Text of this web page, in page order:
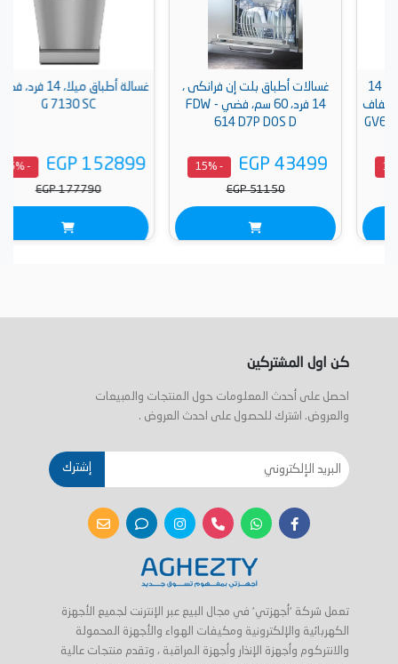
غسالات أطباق بلت إن فرانكى ،
14 فرد، 60 سم، فضي - FDW
614 D7P DOS D
EGP 43499
- 15%
EGP 51150
غسالة أطباق ميلا، 14 فرد، فضي -
G 7130 SC
EGP 152899
- 15%
EGP 177790
كن اول المشتركين
احصل على أحدث المعلومات حول المنتجات والمبيعات
والعروض. اشترك للحصول على احدث العروض .
إشترك
تعمل شركة 'أجهزتي' في مجال البيع عبر الإنترنت لجميع الأجهزة
الكهربائية والإلكترونية ومكيفات الهواء والأجهزة المحمولة
والانتركوم وأجهزة الإنذار وأجهزة المراقبة ، وتقدم منتجات عالية